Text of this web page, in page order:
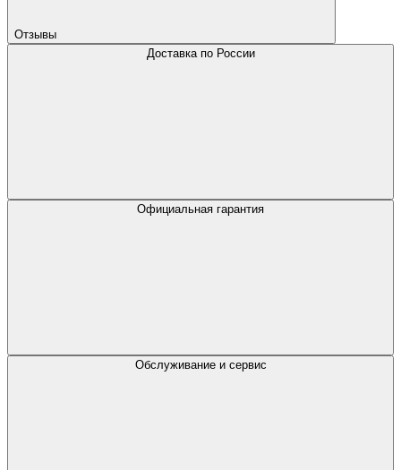
Отзывы
Доставка по России
Официальная гарантия
Обслуживание и сервис